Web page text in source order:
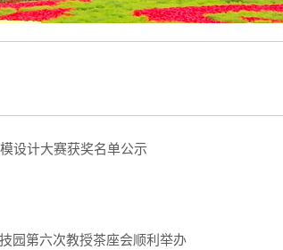
设计大赛获奖名单公示
园第六次教授茶座会顺利举办